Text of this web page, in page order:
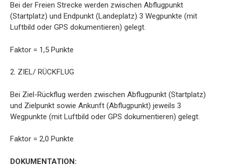
Bei der Freien Strecke werden zwischen Abflugpunkt
(Startplatz) und Endpunkt (Landeplatz) 3 Wegpunkte (mit
Luftbild oder GPS dokumentieren) gelegt.
Faktor = 1,5 Punkte
2. ZIEL/ RÜCKFLUG
Bei Ziel-Rückflug werden zwischen Abflugpunkt (Startplatz)
und Zielpunkt sowie Ankunft (Abflugpunkt) jeweils 3
Wegpunkte (mit Luftbild oder GPS dokumentieren) gelegt.
Faktor = 2,0 Punkte
DOKUMENTATION: